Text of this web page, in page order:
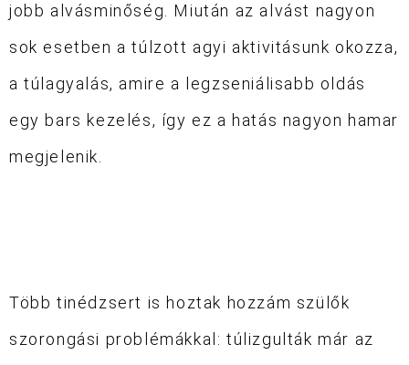
jobb alvásminőség. Miután az alvást nagyon
sok esetben a túlzott agyi aktivitásunk okozza,
a túlagyalás, amire a legzseniálisabb oldás
egy bars kezelés, így ez a hatás nagyon hamar
megjelenik.
Több tinédzsert is hoztak hozzám szülők
szorongási problémákkal: túlizgulták már az